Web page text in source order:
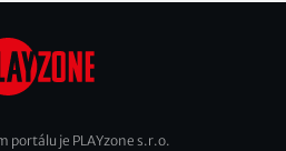
portálu je PLAYzone s.r.o.